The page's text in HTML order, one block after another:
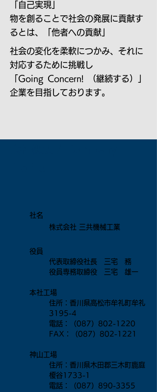
「自己実現」
物を創ることで社会の発展に貢献す
るとは、「他者への貢献」
社会の変化を柔軟につかみ、それに
対応するために挑戦し
「Going Concern! （継続する）」
企業を目指しております。
社名
株式会社 三共機械工業
役員
代表取締役社長 三宅 務
役員専務取締役 三宅 雄一
本社工場
住所：香川県高松市牟礼町牟礼
3195-4
電話：（087）802-1220
FAX：（087）802-1221
神山工場
住所：香川県木田郡三木町鹿庭
榎谷1733-1
電話：（087）890-3355